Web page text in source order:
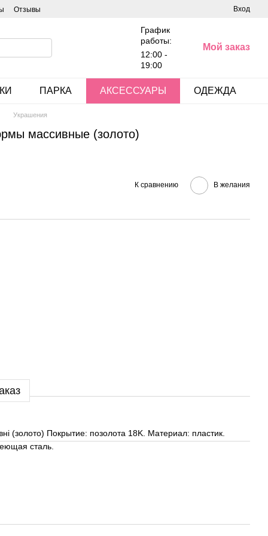
Отзывы Вход
График
работы:
12:00 -
19:00
Мой заказ
ПАРКА АКСЕССУАРЫ ОДЕЖДА
Украшения
массивные (золото)
К сравнению В желания
(золото) Покрытие: позолота 18K. Материал: пластик.
сталь.